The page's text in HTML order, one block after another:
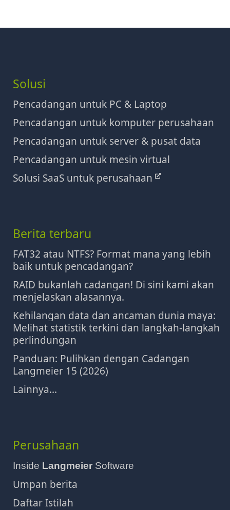
Solusi
Pencadangan untuk PC & Laptop
Pencadangan untuk komputer perusahaan
Pencadangan untuk server & pusat data
Pencadangan untuk mesin virtual
Solusi SaaS untuk perusahaan
Berita terbaru
FAT32 atau NTFS? Format mana yang lebih
baik untuk pencadangan?
RAID bukanlah cadangan! Di sini kami akan
menjelaskan alasannya.
Kehilangan data dan ancaman dunia maya:
Melihat statistik terkini dan langkah-langkah
perlindungan
Panduan: Pulihkan dengan Cadangan
Langmeier 15 (2026)
Lainnya...
Perusahaan
Inside Langmeier Software
Umpan berita
Daftar Istilah